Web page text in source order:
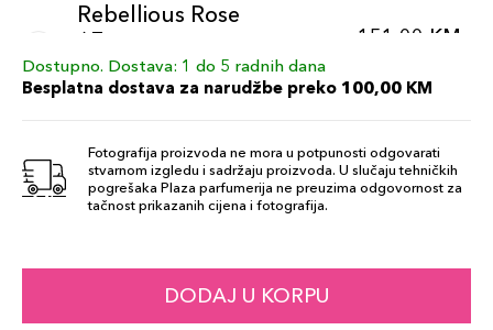
Rebellious Rose
/ 7g
Šifra artikla
887167724297
151,00 KM
Dostupno. Dostava: 1 do 5 radnih dana
Besplatna dostava za narudžbe preko 100,00 KM
Fotografija proizvoda ne mora u potpunosti odgovarati
stvarnom izgledu i sadržaju proizvoda. U slučaju tehničkih
pogrešaka Plaza parfumerija ne preuzima odgovornost za
tačnost prikazanih cijena i fotografija.
DODAJ U KORPU